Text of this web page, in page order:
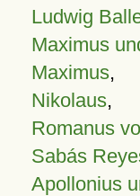
Ludwig
Maximus
Maximus,
Nikolaus,
Romanus
Sabás
Apollonius